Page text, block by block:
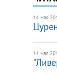
14 мая
14 мая